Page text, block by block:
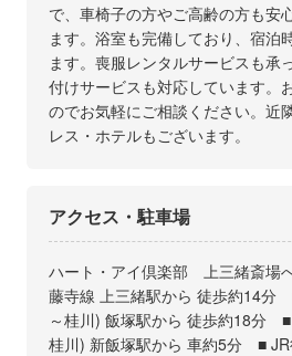
で、車椅子の方やご高齢の方も安
ます。浴室も完備しており、宿泊
ます。喪服レンタルサービスも承
付けサービスも対応しています。
のでお気軽にご相談ください。近
レス・ホテルもございます。
アクセス・駐車場
ハート・アイ倶楽部 上三緒斎場
藤寺線 上三緒駅から 徒歩約14分
～桂川) 飯塚駅から 徒歩約18分
桂川) 新飯塚駅から 車約5分 ■